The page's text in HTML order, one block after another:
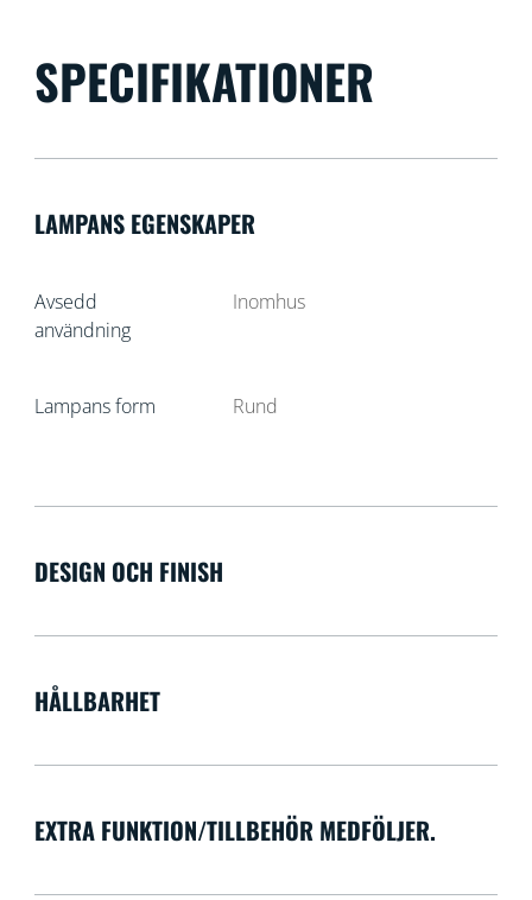
SPECIFIKATIONER
LAMPANS EGENSKAPER
Avsedd
användning
Inomhus
Lampans form Rund
DESIGN OCH FINISH
HÅLLBARHET
EXTRA FUNKTION/TILLBEHÖR MEDFÖLJER.